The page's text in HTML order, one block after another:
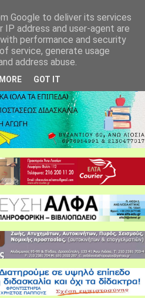
Google to deliver its services
IP address and user-agent are
performance and security
service, generate usage
address abuse.
GOT IT